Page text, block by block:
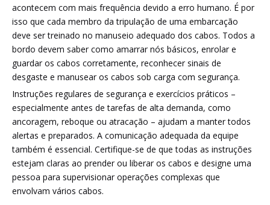
acontecem com mais frequência devido a erro humano. É por
isso que cada membro da tripulação de uma embarcação
deve ser treinado no manuseio adequado dos cabos. Todos a
bordo devem saber como amarrar nós básicos, enrolar e
guardar os cabos corretamente, reconhecer sinais de
desgaste e manusear os cabos sob carga com segurança.
Instruções regulares de segurança e exercícios práticos –
especialmente antes de tarefas de alta demanda, como
ancoragem, reboque ou atracação – ajudam a manter todos
alertas e preparados. A comunicação adequada da equipe
também é essencial. Certifique-se de que todas as instruções
estejam claras ao prender ou liberar os cabos e designe uma
pessoa para supervisionar operações complexas que
envolvam vários cabos.